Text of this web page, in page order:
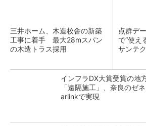
三井ホーム、木造校舎の新築
工事に着手 最大28mスパン
の木造トラス採用
点群デ
で“使
サンテ
インフラDX大賞受賞の地
「遠隔施工」、奈良のゼ
arlinkで実現